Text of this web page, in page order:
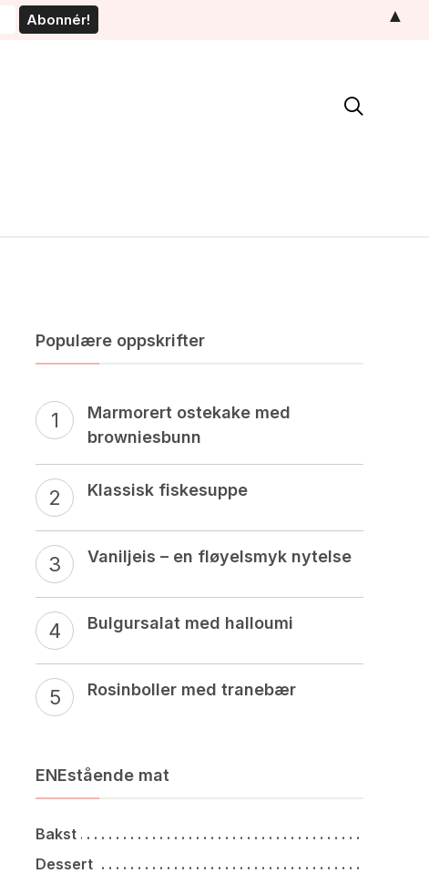

Populære oppskrifter
Marmorert ostekake med
browniesbunn
Klassisk fiskesuppe
Vaniljeis – en fløyelsmyk nytelse
Bulgursalat med halloumi
Rosinboller med tranebær
ENEstående mat
Bakst
Dessert
▲